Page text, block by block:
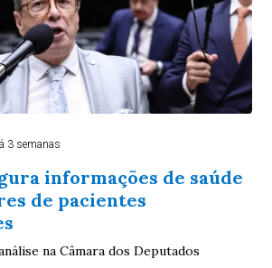
3 semanas
informações de saúde
de pacientes
na Câmara dos Deputados